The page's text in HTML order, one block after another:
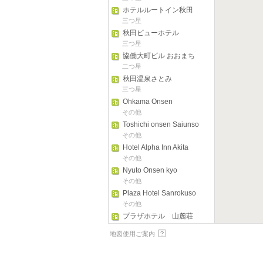
ホテルルートイン秋田
土崎
三つ星
秋田ビューホテル
三つ星
協働大町ビル おおまち
荘
二つ星
秋田温泉さとみ
三つ星
Ohkama Onsen
その他
Toshichi onsen Saiunso
その他
Hotel Alpha Inn Akita
その他
Nyuto Onsen kyo
Taenoyu
その他
Plaza Hotel Sanrokuso
その他
プラザホテル 山麓荘
Tatsumi Kanyo Hotel
地図使用ご案内